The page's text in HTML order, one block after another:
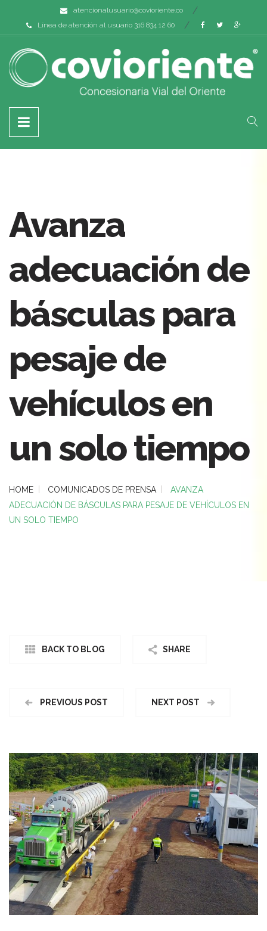
atencionalusuario@covioriente.co
Línea de atención al usuario 316 834 12 60
Avanza
adecuación de
básculas para
pesaje de
vehículos en
un solo tiempo
HOME COMUNICADOS DE PRENSA
AVANZA
ADECUACIÓN DE BÁSCULAS PARA PESAJE DE VEHÍCULOS EN
UN SOLO TIEMPO
BACK TO BLOG SHARE
PREVIOUS POST NEXT POST